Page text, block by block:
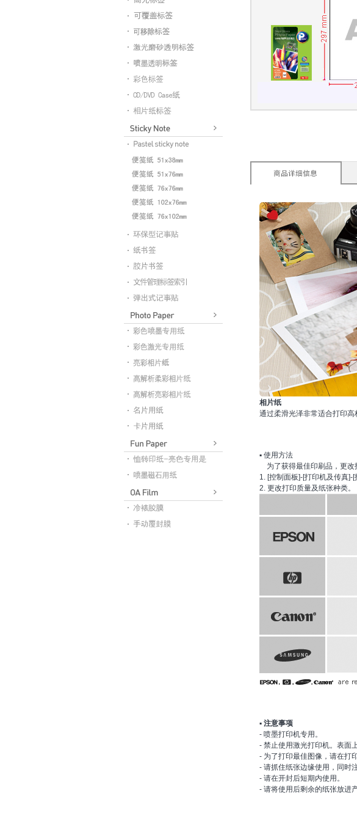
相片纸
通过柔滑光泽非常适合打印高
▪ 使用方法
为了获得最佳印刷品，更改
1. [控制面板]-[打印机及传真]-
2. 更改打印质量及纸张种类。
▪ 注意事项
- 喷墨打印机专用。
- 禁止使用激光打印机。表面
- 为了打印最佳图像，请在打
- 请抓住纸张边缘使用，同时
- 请在开封后短期内使用。
- 请将使用后剩余的纸张放进